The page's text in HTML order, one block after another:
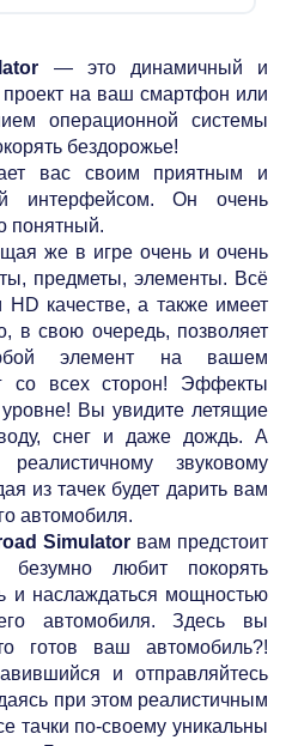
— это динамичный и
на ваш смартфон или
операционной системы
бездорожье!
вас своим приятным и
интерфейсом. Он очень
понятный.
же в игре очень и очень
предметы, элементы. Всё
качестве, а также имеет
в свою очередь, позволяет
элемент на вашем
со всех сторон! Эффекты
Вы увидите летящие
снег и даже дождь. А
реалистичному звуковому
из тачек будет дарить вам
автомобиля.
Simulator вам предстоит
безумно любит покорять
и наслаждаться мощностью
автомобиля. Здесь вы
готов ваш автомобиль?!
и отправляйтесь
при этом реалистичным
тачки по-своему уникальны